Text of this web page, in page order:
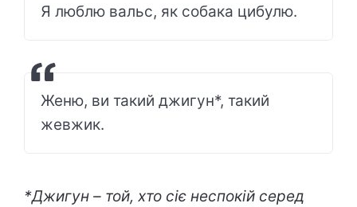
Я люблю вальс, як собака цибулю.
Женю, ви такий джигун*, такий
жевжик.
*Джигун – той, хто сіє неспокій серед